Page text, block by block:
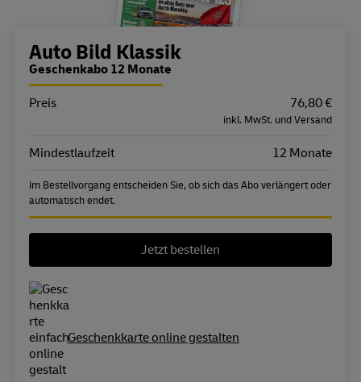
Bestellübersicht
Auto Bild Klassik
Geschenkabo 12 Monate
Eigenschaft
Preis 76,80 €
inkl. MwSt. und Versand
Mindestlaufzeit 12 Monate
Im Bestellvorgang entscheiden Sie, ob sich das Abo verlängert oder
automatisch endet.
Jetzt bestellen
Geschenkkarte online gestalten